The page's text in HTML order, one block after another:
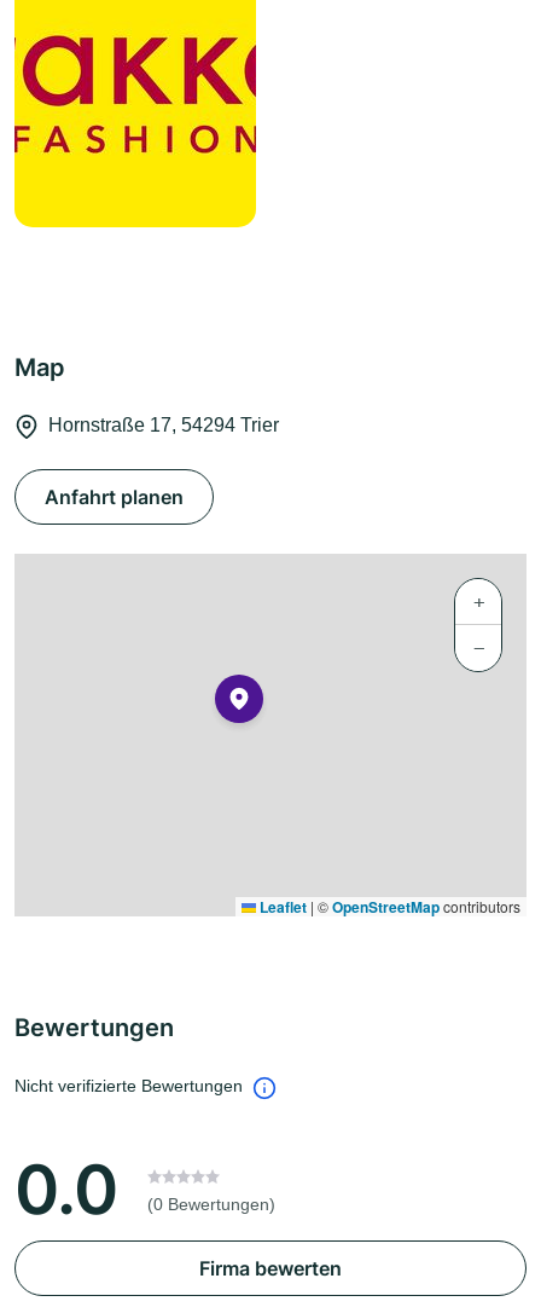
Map
Hornstraße 17, 54294 Trier
Anfahrt planen
+
−
Leaflet | ©OpenStreetMapcontributors
Bewertungen
Nicht verifizierte Bewertungen
0.0 (0 Bewertungen)
Firma bewerten